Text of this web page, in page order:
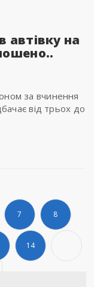
автівку на
за вчинення
від трьох до
7 8
14